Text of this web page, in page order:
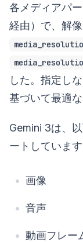
各メディアパ
経由）で、解
した。指定し
基づいて最適
Gemini 3は、
ートしています
画像
音声
動画フレー